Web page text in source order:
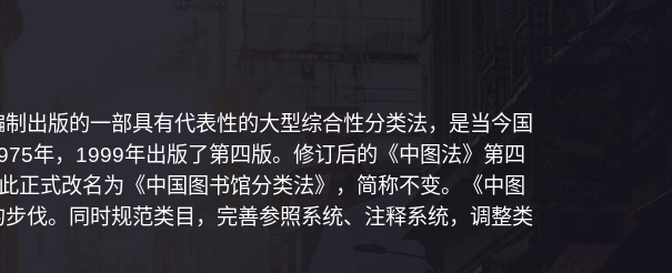
出版的一部具有代表性的大型综合性分类法，是当今国
年，1999年出版了第四版。修订后的《中图法》第四
正式改名为《中国图书馆分类法》，简称不变。《中图
伐。同时规范类目，完善参照系统、注释系统，调整类